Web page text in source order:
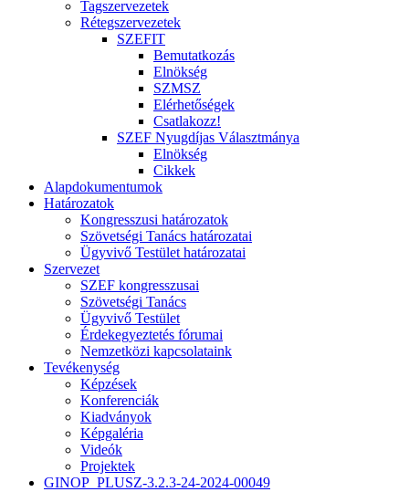
Tagszervezetek
Rétegszervezetek
SZEFIT
Bemutatkozás
Elnökség
SZMSZ
Elérhetőségek
Csatlakozz!
SZEF Nyugdíjas Választmánya
Elnökség
Cikkek
Alapdokumentumok
Határozatok
Kongresszusi határozatok
Szövetségi Tanács határozatai
Ügyvivő Testület határozatai
Szervezet
SZEF kongresszusai
Szövetségi Tanács
Ügyvivő Testület
Érdekegyeztetés fórumai
Nemzetközi kapcsolataink
Tevékenység
Képzések
Konferenciák
Kiadványok
Képgaléria
Videók
Projektek
GINOP_PLUSZ-3.2.3-24-2024-00049